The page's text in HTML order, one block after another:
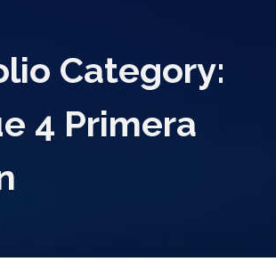
Category:
4 Primera